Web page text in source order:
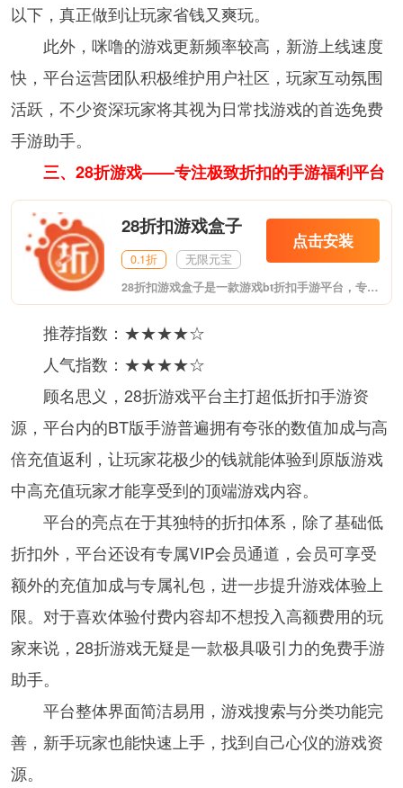
以下，真正做到让玩家省钱又爽玩。
此外，咪噜的游戏更新频率较高，新游上线速度
快，平台运营团队积极维护用户社区，玩家互动氛围
活跃，不少资深玩家将其视为日常找游戏的首选免费
手游助手。
三、28折游戏——专注极致折扣的手游福利平台
28折扣游戏盒子
0.1折 无限元宝
点击安装
28折扣游戏盒子是一款游戏bt折扣手游平台，专业的手机游戏下载平台，软件有着全网最新最热门的游戏，提供排行版推荐功能，为你推荐最新最热门的游戏，软件还提供装备道具，充值，等服务，非常的安全，需要的用户可以来进行下载。
推荐指数：★★★★☆
人气指数：★★★★☆
顾名思义，28折游戏平台主打超低折扣手游资
源，平台内的BT版手游普遍拥有夸张的数值加成与高
倍充值返利，让玩家花极少的钱就能体验到原版游戏
中高充值玩家才能享受到的顶端游戏内容。
平台的亮点在于其独特的折扣体系，除了基础低
折扣外，平台还设有专属VIP会员通道，会员可享受
额外的充值加成与专属礼包，进一步提升游戏体验上
限。对于喜欢体验付费内容却不想投入高额费用的玩
家来说，28折游戏无疑是一款极具吸引力的免费手游
助手。
平台整体界面简洁易用，游戏搜索与分类功能完
善，新手玩家也能快速上手，找到自己心仪的游戏资
源。